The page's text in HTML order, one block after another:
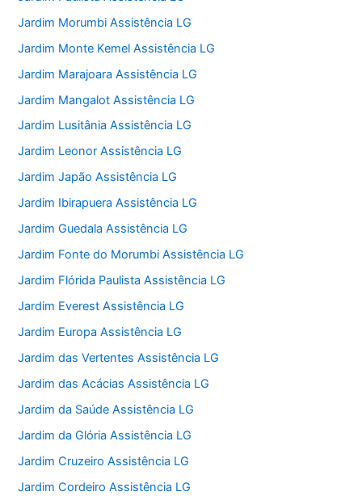
Jardim Morumbi Assistência LG
Jardim Monte Kemel Assistência LG
Jardim Marajoara Assistência LG
Jardim Mangalot Assistência LG
Jardim Lusitânia Assistência LG
Jardim Leonor Assistência LG
Jardim Japão Assistência LG
Jardim Ibirapuera Assistência LG
Jardim Guedala Assistência LG
Jardim Fonte do Morumbi Assistência LG
Jardim Flórida Paulista Assistência LG
Jardim Everest Assistência LG
Jardim Europa Assistência LG
Jardim das Vertentes Assistência LG
Jardim das Acácias Assistência LG
Jardim da Saúde Assistência LG
Jardim da Glória Assistência LG
Jardim Cruzeiro Assistência LG
Jardim Cordeiro Assistência LG